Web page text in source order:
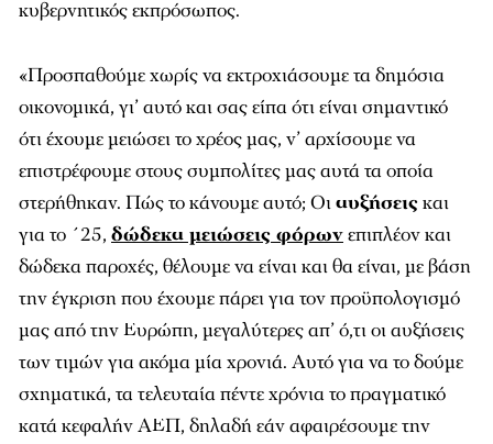
κυβερνητικός εκπρόσωπος.
«Προσπαθούμε χωρίς να εκτροχιάσουμε τα δημόσια
οικονομικά, γι’ αυτό και σας είπα ότι είναι σημαντικό
ότι έχουμε μειώσει το χρέος μας, ν’ αρχίσουμε να
επιστρέφουμε στους συμπολίτες μας αυτά τα οποία
στερήθηκαν. Πώς το κάνουμε αυτό; Οιαυξήσειςκαι
για το ΄25, δώδεκα μειώσεις φόρωνεπιπλέον και
δώδεκα παροχές, θέλουμε να είναι και θα είναι, με βάση
την έγκριση που έχουμε πάρει για τον προϋπολογισμό
μας από την Ευρώπη, μεγαλύτερες απ’ ό,τι οι αυξήσεις
των τιμών για ακόμα μία χρονιά. Αυτό για να το δούμε
σχηματικά, τα τελευταία πέντε χρόνια το πραγματικό
κατά κεφαλήν ΑΕΠ, δηλαδή εάν αφαιρέσουμε την